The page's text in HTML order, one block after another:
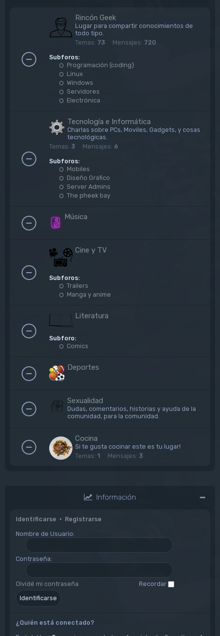
Rincón Geek
Lugar para compartir conocimientos de
todo tipo.
Temas: 73 Mensajes: 720
Subforos:
Programación (coding)
Linux
Windows
Servidores
Electrónica
Tecnología e Informática
Charlas sobre PCs, Moviles, Gadgets, y cosas
tecnológicas.
Temas: 3 Mensajes: 6
Subforos:
Mobiles
Diseño Gráfico
Server Admins
The pheek bay
Música
Cine y TV
Subforos:
Trailers
Manga y anime
Literatura
Subforo:
Comics
Deportes
Sexualidad
Dudas, comentarios, historias y ayuda de la
comunidad, para la comunidad.
Cocina
Si te gusta cocinar este es tu lugar!
Temas: 1 Mensajes: 3
Información
Identificarse • Registrarse
Nombre de Usuario:
Contraseña:
Olvidé mi contraseña Recordar
¿Quién está conectado?